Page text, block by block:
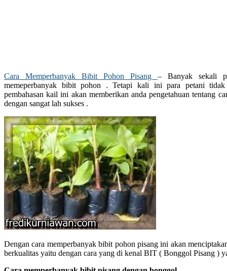
Cara Memperbanyak Bibit Pohon Pisang– Banyak sekali
memeperbanyak bibit pohon . Tetapi kali ini para petani
pembahasan kail ini akan memberikan anda pengetahuan tentang
dengan sangat lah sukses .
Dengan cara memperbanyak bibit pohon pisang ini akan
berkualitas yaitu dengan cara yang di kenal BIT ( Bonggol Pisang )